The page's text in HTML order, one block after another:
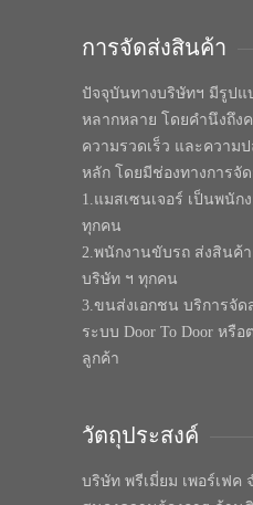
การจัดส่งสินค้า
ปัจจุบันทางบริษัทฯ มีรูปแ
หลากหลาย โดยคำนึงถึง
ความรวดเร็ว และความ
หลัก โดยมีช่องทางการจั
1.แมสเซนเจอร์ เป็นพนัก
ทุกคน
2.พนักงานขับรถ ส่งสินค้
บริษัท ฯ ทุกคน
3.ขนส่งเอกชน บริการจัด
ระบบ Door To Door หรื
ลูกค้า
วัตถุประสงค์
บริษัท พรีเมี่ยม เพอร์เฟค